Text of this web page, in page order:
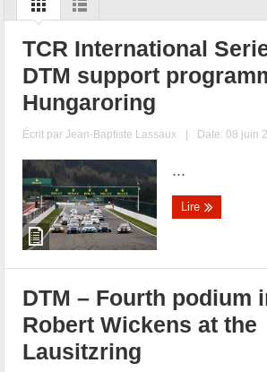
TCR International
DTM support
Hungaroring
Écrit parJean-Baptiste Lassaux | Date: 08 juin
...
Lire
DTM – Fourth podium
Robert Wickens at the
Lausitzring